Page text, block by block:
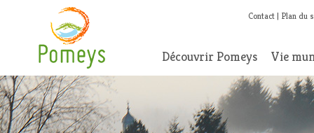
Contact Plan du
Découvrir Pomeys Vie